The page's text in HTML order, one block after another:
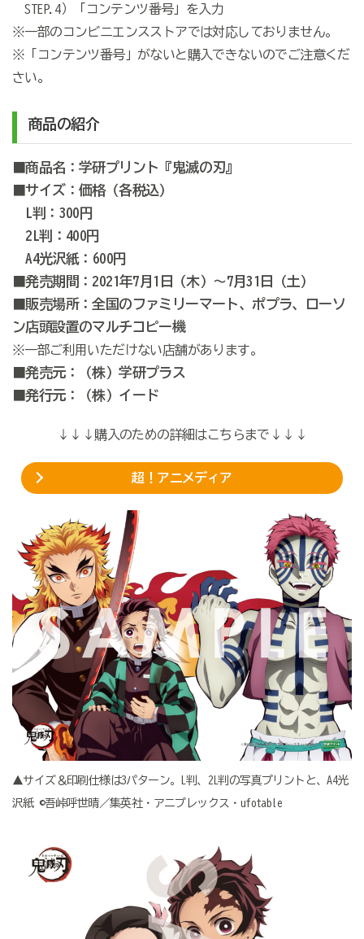
STEP.4）「コンテンツ番号」を入力
※一部のコンビニエンスストアでは対応しておりません。
※「コンテンツ番号」がないと購入できないのでご注意くだ
さい。
商品の紹介
■商品名：学研プリント『鬼滅の刃』
■サイズ：価格（各税込）
L判：300円
2L判：400円
A4光沢紙：600円
■発売期間：2021年7月1日（木）～7月31日（土）
■販売場所：全国のファミリーマート、ポプラ、ローソ
ン店頭設置のマルチコピー機
※一部ご利用いただけない店舗があります。
■発売元：（株）学研プラス
■発行元：（株）イード
↓↓↓購入のための詳細はこちらまで↓↓↓
超！アニメディア
▲サイズ＆印刷仕様は3パターン。L判、2L判の写真プリントと、A4光
沢紙 ©吾峠呼世晴／集英社・アニプレックス・ufotable